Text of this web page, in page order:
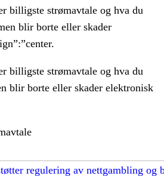
billigste strømavtale og hva du
blir borte eller skader
billigste strømavtale og hva du
blir borte eller skader elektronisk